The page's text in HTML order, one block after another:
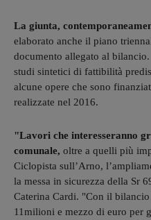
La giunta,
elaborato anche il piano
documento allegato al
studi sintetici di fattibilità
alcune opere che sono
realizzate nel 2016.
"Lavori che interesseranno
comunale, oltre a quelli più
Ciclopista sull’Arno,
la messa in sicurezza della Sr
Caterina Cardi. "Con il
11milioni e mezzo di euro per